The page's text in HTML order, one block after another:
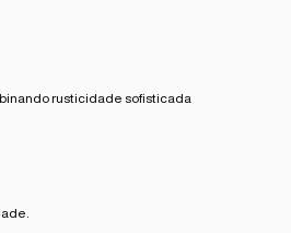
rusticidade sofisticada